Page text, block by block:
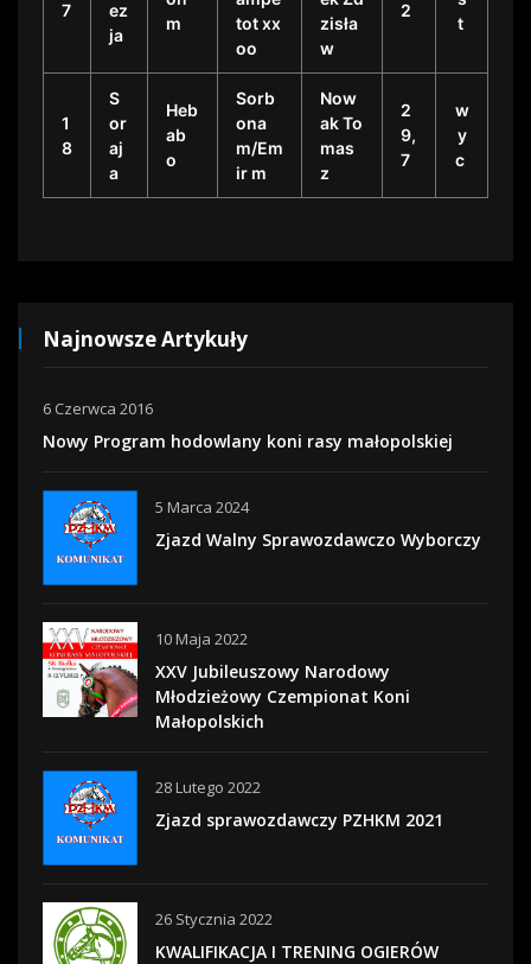
7
ez
ja
m
tot xx
oo
zisła
w
2
t
1
8
S
or
aj
a
Heb
ab
o
Sorb
ona
m/Em
ir m
Now
ak To
mas
z
2
9,
7
w
y
c
Najnowsze Artykuły
6 Czerwca 2016
Nowy Program hodowlany koni rasy małopolskiej
5 Marca 2024
Zjazd Walny Sprawozdawczo Wyborczy
10 Maja 2022
XXV Jubileuszowy Narodowy
Młodzieżowy Czempionat Koni
Małopolskich
28 Lutego 2022
Zjazd sprawozdawczy PZHKM 2021
26 Stycznia 2022
KWALIFIKACJA I TRENING OGIERÓW